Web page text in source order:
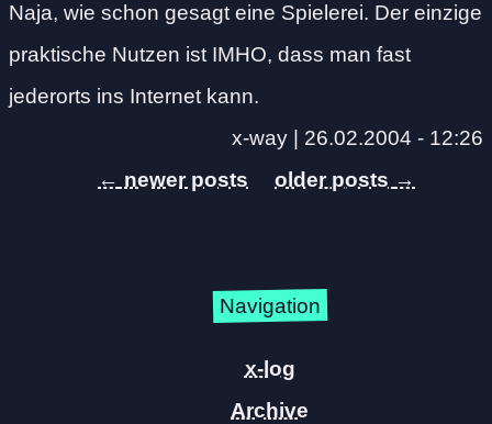
Naja, wie schon gesagt eine Spielerei. Der einzige
praktische Nutzen ist IMHO, dass man fast
jederorts ins Internet kann.
x-way | 26.02.2004 - 12:26
←
→
Navigation
x-log
Archive